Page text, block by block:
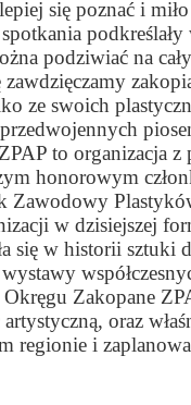
się poznać i
podziwiać na
ze swoich
to organizacja
honorowym
Zawodowy
w dzisiejszej
się w historii sztuki
Zakopane
artystyczną, oraz
regionie i